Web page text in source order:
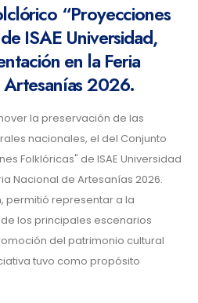
“Proyecciones
ISAE Universidad,
en la Feria
2026.
la preservación de las
nacionales, el del Conjunto
Folklóricas" de ISAE Universidad
Nacional de Artesanías 2026.
permitió representar a la
los principales escenarios
del patrimonio cultural
tuvo como propósito